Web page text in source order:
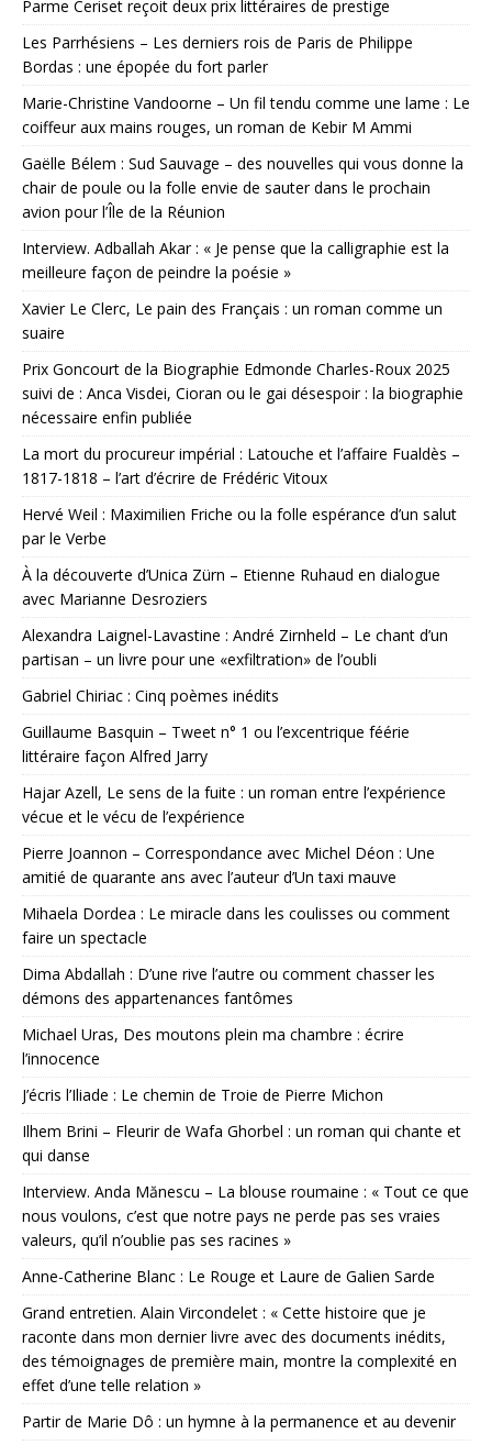
Parme Ceriset reçoit deux prix littéraires de prestige
Les Parrhésiens – Les derniers rois de Paris de Philippe
Bordas : une épopée du fort parler
Marie-Christine Vandoorne – Un fil tendu comme une lame : Le
coiffeur aux mains rouges, un roman de Kebir M Ammi
Gaëlle Bélem : Sud Sauvage – des nouvelles qui vous donne la
chair de poule ou la folle envie de sauter dans le prochain
avion pour l’Île de la Réunion
Interview. Adballah Akar : « Je pense que la calligraphie est la
meilleure façon de peindre la poésie »
Xavier Le Clerc, Le pain des Français : un roman comme un
suaire
Prix Goncourt de la Biographie Edmonde Charles-Roux 2025
suivi de : Anca Visdei, Cioran ou le gai désespoir : la biographie
nécessaire enfin publiée
La mort du procureur impérial : Latouche et l’affaire Fualdès –
1817-1818 – l’art d’écrire de Frédéric Vitoux
Hervé Weil : Maximilien Friche ou la folle espérance d’un salut
par le Verbe
À la découverte d’Unica Zürn – Etienne Ruhaud en dialogue
avec Marianne Desroziers
Alexandra Laignel-Lavastine : André Zirnheld – Le chant d’un
partisan – un livre pour une «exfiltration» de l’oubli
Gabriel Chiriac : Cinq poèmes inédits
Guillaume Basquin – Tweet n° 1 ou l’excentrique féérie
littéraire façon Alfred Jarry
Hajar Azell, Le sens de la fuite : un roman entre l’expérience
vécue et le vécu de l’expérience
Pierre Joannon – Correspondance avec Michel Déon : Une
amitié de quarante ans avec l’auteur d’Un taxi mauve
Mihaela Dordea : Le miracle dans les coulisses ou comment
faire un spectacle
Dima Abdallah : D’une rive l’autre ou comment chasser les
démons des appartenances fantômes
Michael Uras, Des moutons plein ma chambre : écrire
l’innocence
J’écris l’Iliade : Le chemin de Troie de Pierre Michon
Ilhem Brini – Fleurir de Wafa Ghorbel : un roman qui chante et
qui danse
Interview. Anda Mănescu – La blouse roumaine : « Tout ce que
nous voulons, c’est que notre pays ne perde pas ses vraies
valeurs, qu’il n’oublie pas ses racines »
Anne-Catherine Blanc : Le Rouge et Laure de Galien Sarde
Grand entretien. Alain Vircondelet : « Cette histoire que je
raconte dans mon dernier livre avec des documents inédits,
des témoignages de première main, montre la complexité en
effet d’une telle relation »
Partir de Marie Dô : un hymne à la permanence et au devenir